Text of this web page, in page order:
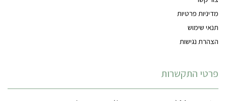
מדיניות פרטיות
תנאי שימוש
הצהרת נגישות
פרטי התקשרות